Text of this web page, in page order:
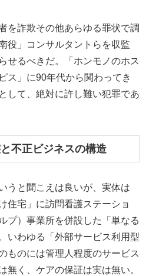
を詐欺その他あらゆる罪状で調
役」コンサルタントらを収監
せるべきだ。「ホンモノのホス
ス」に90年代から関わってき
して、絶対に許し難い犯罪であ
不正ビジネスの構造
うと聞こえは良いが、実体は
住宅」に訪問看護ステーショ
プ）事業所を併設した「単なる
いわゆる「外部サービス利用型
ものには管理人程度のサービス
無く、ケアの保証は実は無い。